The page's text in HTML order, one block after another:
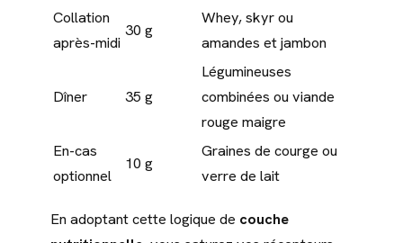
Collation
après-midi
30 g
Whey, skyr ou
amandes et jambon
Dîner 35 g
Légumineuses
combinées ou viande
rouge maigre
En-cas
optionnel
10 g
Graines de courge ou
verre de lait
En adoptant cette logique de couche